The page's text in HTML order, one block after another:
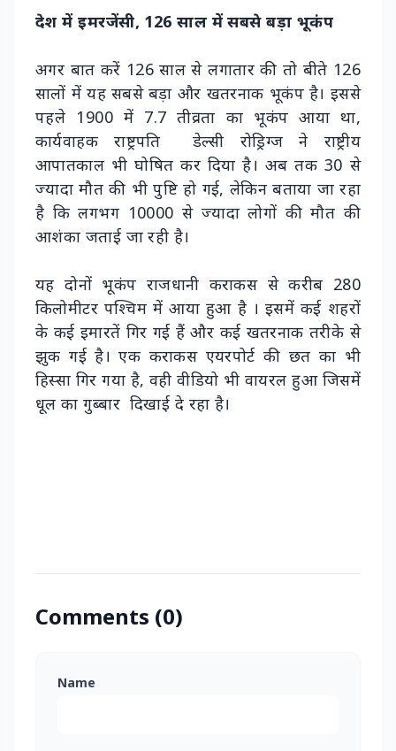
देश में इमरजेंसी, 126 साल में सबसे बड़ा भूकंप
अगर बात करें 126 साल से लगातार की तो बीते 126
सालों में यह सबसे बड़ा और खतरनाक भूकंप है। इससे
पहले 1900 में 7.7 तीव्रता का भूकंप आया था,
कार्यवाहक राष्ट्रपति डेल्सी रोड्रिग्ज ने राष्ट्रीय
आपातकाल भी घोषित कर दिया है। अब तक 30 से
ज्यादा मौत की भी पुष्टि हो गई, लेकिन बताया जा रहा
है कि लगभग 10000 से ज्यादा लोगों की मौत की
आशंका जताई जा रही है।
यह दोनों भूकंप राजधानी कराकस से करीब 280
किलोमीटर पश्चिम में आया हुआ है । इसमें कई शहरों
के कई इमारतें गिर गई हैं और कई खतरनाक तरीके से
झुक गई है। एक कराकस एयरपोर्ट की छत का भी
हिस्सा गिर गया है, वही वीडियो भी वायरल हुआ जिसमें
धूल का गुब्बार दिखाई दे रहा है।
Comments (0)
Name